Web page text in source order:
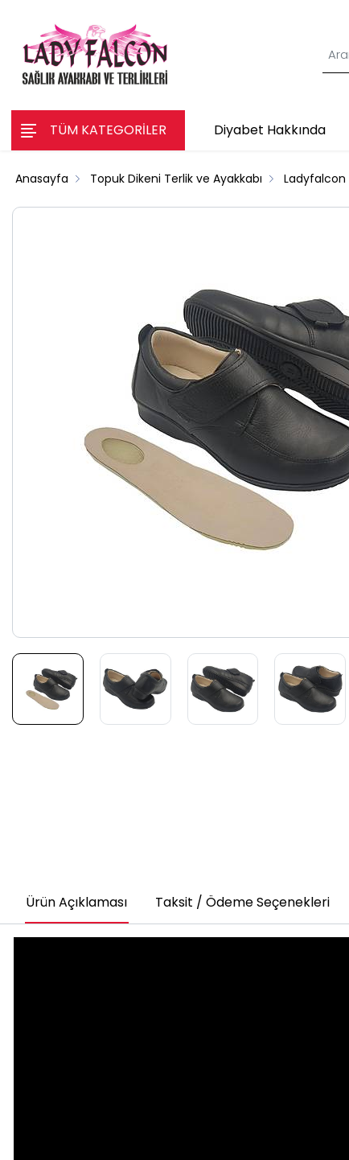
TÜM KATEGORİLER Diyabet Hakkında
Anasayfa Topuk Dikeni Terlik ve Ayakkabı Ladyfalcon
Ürün Açıklaması Taksit / Ödeme Seçenekleri